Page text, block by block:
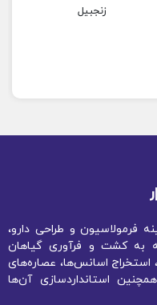
زنجبیل
فرمولاسیون و طراحی دارو،
به کشت و فرآوری گیاهان
استخراج اسانس‌ها، عصاره‌های
استانداردسازی آن‌ها